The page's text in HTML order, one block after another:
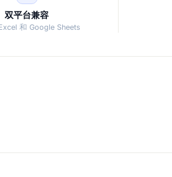
双平台兼容
和 Google Sheets